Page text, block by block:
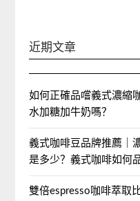
近期文章
如何正確品嚐義式濃縮
水加糖加牛奶嗎？
義式咖啡豆品牌推薦｜
是多少？義式咖啡如何
雙倍espresso咖啡萃取